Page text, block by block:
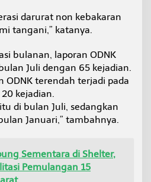
darurat non kebakaran
tangani,” katanya.
bulanan, laporan ODNK
Juli dengan 65 kejadian.
ODNK terendah terjadi pada
kejadian.
di bulan Juli, sedangkan
Januari,” tambahnya.
Sementara di Shelter,
Pemulangan 15